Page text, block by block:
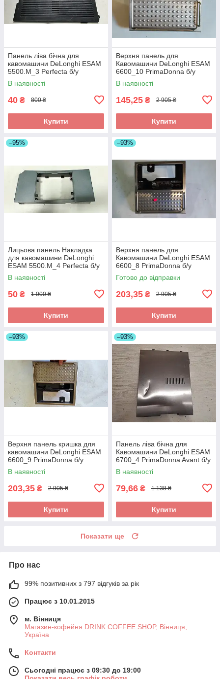
Панель ліва бічна для
кавомашини DeLonghi ESAM
5500.M_3 Perfecta б/у
_дефект
В наявності
40 ₴ 800 ₴
Купити
Верхня панель для
Кавомашини DeLonghi ESAM
6600_10 PrimaDonna б/у
_дефект
В наявності
145,25 ₴ 2 905 ₴
Купити
–95%
Лицьова панель Накладка
для кавомашини DeLonghi
ESAM 5500.M_4 Perfecta б/у
_дефект
В наявності
50 ₴ 1 000 ₴
Купити
–93%
Верхня панель для
Кавомашини DeLonghi ESAM
6600_8 PrimaDonna б/у
Готово до відправки
203,35 ₴ 2 905 ₴
Купити
–93%
Верхня панель кришка для
кавомашини DeLonghi ESAM
6600_9 PrimaDonna б/у
_дефект
В наявності
203,35 ₴ 2 905 ₴
Купити
–93%
Панель ліва бічна для
Кавомашини DeLonghi ESAM
6700_4 PrimaDonna Avant б/у
В наявності
79,66 ₴ 1 138 ₴
Купити
Показати ще
Про нас
99% позитивних з 797 відгуків за рік
Працює з 10.01.2015
м. Вінниця
Магазин-кофейня DRINK COFFEE SHOP, Вінниця,
Україна
Контакти
Сьогодні працює з 09:30 до 19:00